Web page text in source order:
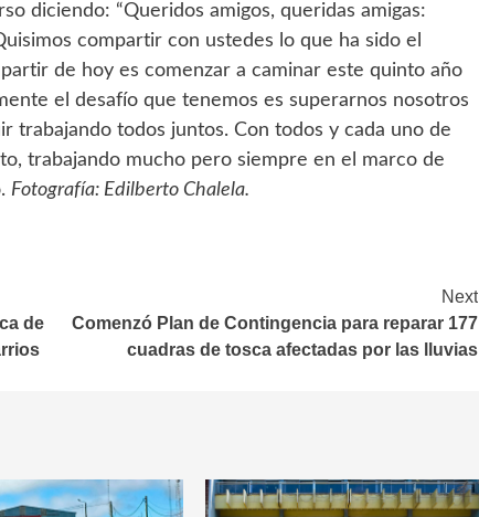
diciendo: “Queridos amigos, queridas amigas:
compartir con ustedes lo que ha sido el
de hoy es comenzar a caminar este quinto año
el desafío que tenemos es superarnos nosotros
trabajando todos juntos. Con todos y cada uno de
trabajando mucho pero siempre en el marco de
Fotografía: Edilberto Chalela.
de
Next
Comenzó Plan de Contingencia para reparar 177
cuadras de tosca afectadas por las lluvias